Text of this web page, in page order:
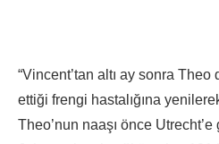
“Vincent’tan altı ay sonra
ettiği frengi hastalığına
Theo’nun naaşı önce Utrecht’e